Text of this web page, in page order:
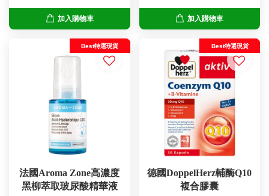
加入購物車 加入購物車
Best特選現貨
法國Aroma Zone高濃度
黑柳萃取玻尿酸精華液
Best特選現貨
德國DoppelHerz輔酶Q10
複合膠囊